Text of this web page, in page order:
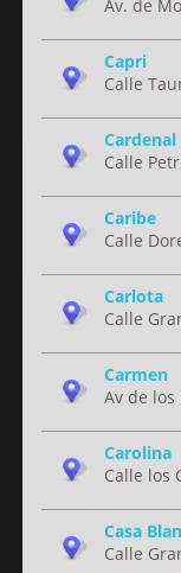
Av. de
Capri
Calle
Cardenal
Calle
Caribe
Calle
Carlota
Calle
Carmen
Av de los
Carolina
Calle los
Casa
Calle